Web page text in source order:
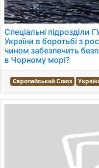
Спеціальні підрозділи
України в боротьбі з
чином забезпечить
в Чорному морі?
Європейський Союз